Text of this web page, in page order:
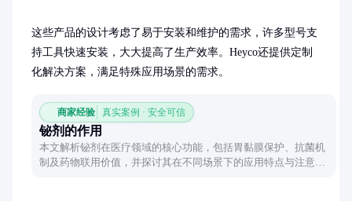
这些产品的设计考虑了易于安装和维护的需求，许多型号支
持工具快速安装，大大提高了生产效率。Heyco还提供定制
化解决方案，满足特殊应用场景的需求。
商家经验 真实案例 · 安全可信
铋剂的作用
本文解析铋剂在医疗领域的核心功能，包括胃黏膜保护、抗菌机
制及药物联用价值，并探讨其在不同场景下的应用特点与注意事